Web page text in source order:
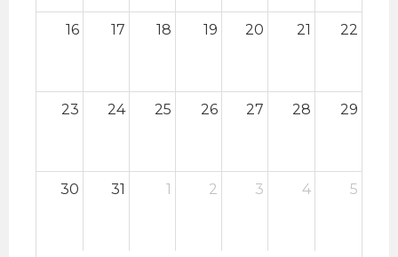
16 17 18 19 20 21 22
23 24 25 26 27 28 29
30 31 1 2 3 4 5